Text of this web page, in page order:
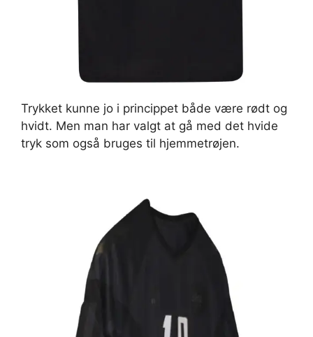
Trykket kunne jo i princippet både være rødt og
hvidt. Men man har valgt at gå med det hvide
tryk som også bruges til hjemmetrøjen.